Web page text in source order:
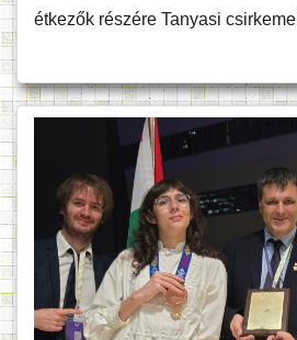
étkezők részére Tanyasi